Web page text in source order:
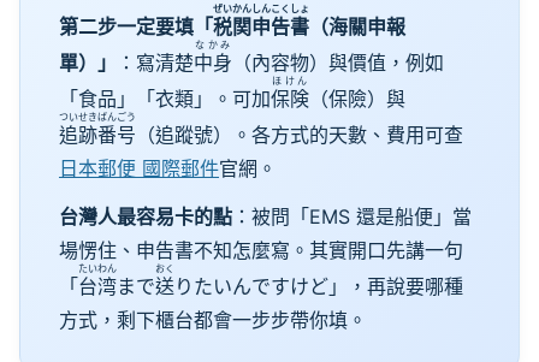
第二步一定要填「税関
ぜいかん
申告書
しんこくしょ
（海關申報
單）」
：寫清楚中身
なかみ
（內容物）與價值，例如
「食品」「衣類」。可加保険
ほけん
（保險）與
追跡番号
ついせきばんごう
（追蹤號）。各方式的天數、費用可查
日本郵便 國際郵件官網。
台灣人最容易卡的點 ：被問「EMS 還是船便」當
場愣住、申告書不知怎麼寫。其實開口先講一句
「台湾
たいわん
まで送
おく
りたいんですけど」，再說要哪種
方式，剩下櫃台都會一步步帶你填。